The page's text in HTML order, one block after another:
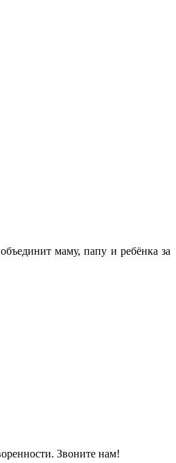
маму, папу и ребёнка за
Звоните нам!